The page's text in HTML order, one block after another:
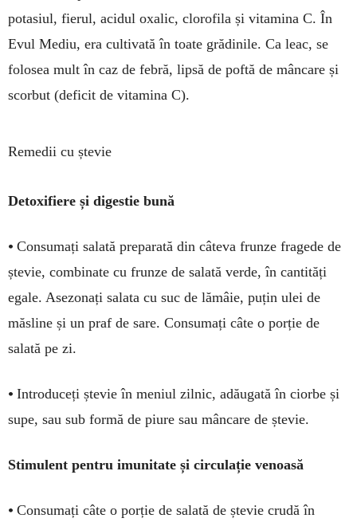
potasiul, fierul, aci­dul oxalic, clorofila și vitamina C. În
Evul Mediu, era cultivată în toate grădinile. Ca leac, se
folosea mult în caz de febră, lipsă de poftă de mâncare și
scorbut (deficit de vitamina C).
Remedii cu ștevie
Detoxifiere și digestie bună
• Consumați salată preparată din câteva frunze fragede de
ștevie, com­bi­nate cu frunze de salată ver­de, în can­tități
egale. Asezonați salata cu suc de lămâie, puțin ulei de
măsline și un praf de sare. Con­sumați câte o porție de
salată pe zi.
• Introduceți ște­vie în meniul zilnic, adău­gată în ciorbe și
supe, sau sub formă de piure sau mân­care de ștevie.
Stimulent pentru imunitate și circulație venoasă
• Consumați câte o porție de salată de ștevie crudă în